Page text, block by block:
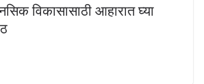
विकासासाठी आहारात घ्या